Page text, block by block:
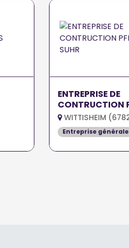
ENTREPRISE DE
CONTRUCTION
SUHR
WITTISHEIM
Entreprise générale